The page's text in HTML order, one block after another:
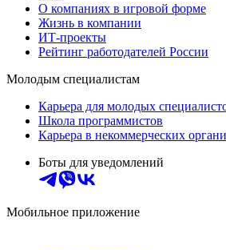
О компаниях в игровой форме
Жизнь в компании
ИТ-проекты
Рейтинг работодателей России
Молодым специалистам
Карьера для молодых
Школа программистов
Карьера в некоммерческих
Боты для уведомлений
Мобильное приложение